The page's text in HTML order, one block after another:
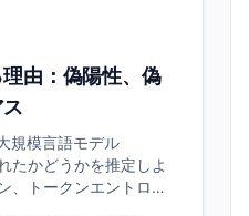
由：偽陽性、偽
規模言語モデル
たかどうかを推定しよ
、トークンエントロピ